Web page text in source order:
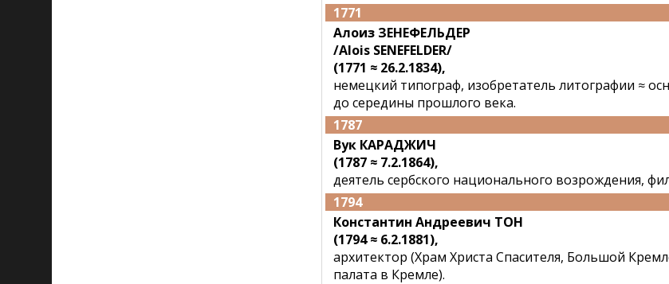
1771
Алоиз ЗЕНЕФЕЛЬДЕР
/Alois SENEFELDER/
(1771 ≈ 26.2.1834),
немецкий типограф, изобретатель литографии ≈
до середины прошлого века.
1787
Вук КАРАДЖИЧ
(1787 ≈ 7.2.1864),
деятель сербского национального возрождения,
1794
Константин Андреевич ТОН
(1794 ≈ 6.2.1881),
архитектор (Храм Христа Спасителя, Большой
палата в Кремле).